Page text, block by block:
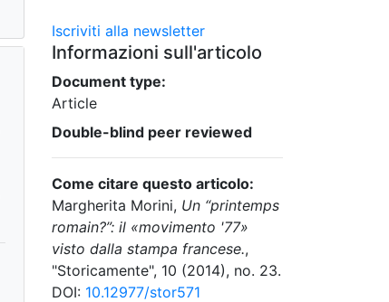
Iscriviti alla newsletter
Informazioni sull'articolo
Document type:
Article
Double-blind peer reviewed
Come citare questo articolo:
Margherita Morini, Un “printemps
romain?”: il «movimento '77»
visto dalla stampa francese.,
"Storicamente", 10 (2014), no. 23.
DOI: 10.12977/stor571